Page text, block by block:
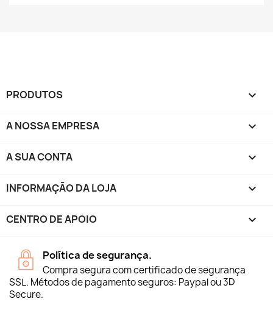
PRODUTOS 
A NOSSA EMPRESA 
A SUA CONTA 
INFORMAÇÃO DA LOJA keyboard_arrow_down
CENTRO DE APOIO 
Política de segurança.
Compra segura com certificado de segurança
SSL. Métodos de pagamento seguros: Paypal ou 3D
Secure.